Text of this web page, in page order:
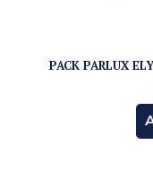
PACK PARLUX